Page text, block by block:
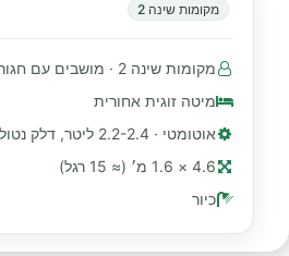
מקומות שינה 2
מקומות שינה 2 · מושבים עם חגורות בטיחות 2 קדמיים
מיטה זוגית אחורית
אוטומטי · 2.2-2.4 ליטר, דלק נטול עופרת
4.6 × 1.6 מ׳ (≈ 15 רגל)
כיור